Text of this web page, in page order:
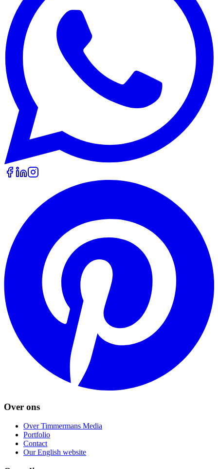
Over ons
Over Timmermans Media
Portfolio
Contact
Our English website